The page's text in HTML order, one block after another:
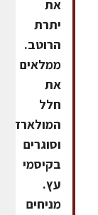
את
יתרת
הרוטב.
ממלאים
את
חלל
המולארד
וסוגרים
בקיסמי
עץ.
מניחים